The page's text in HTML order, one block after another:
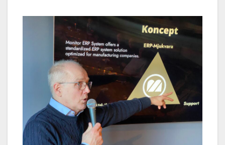
Nödvändiga
Dessa kakor
går inte att